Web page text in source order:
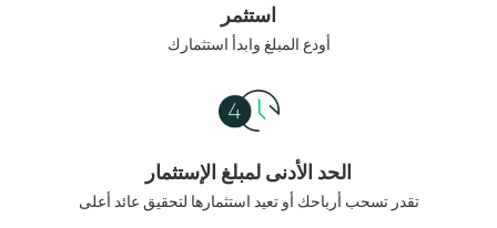
استثمر
أودع المبلغ وابدأ استثمارك
الحد الأدنى لمبلغ الإستثمار
تقدر تسحب أرباحك أو تعيد استثمارها لتحقيق عائد أعلى